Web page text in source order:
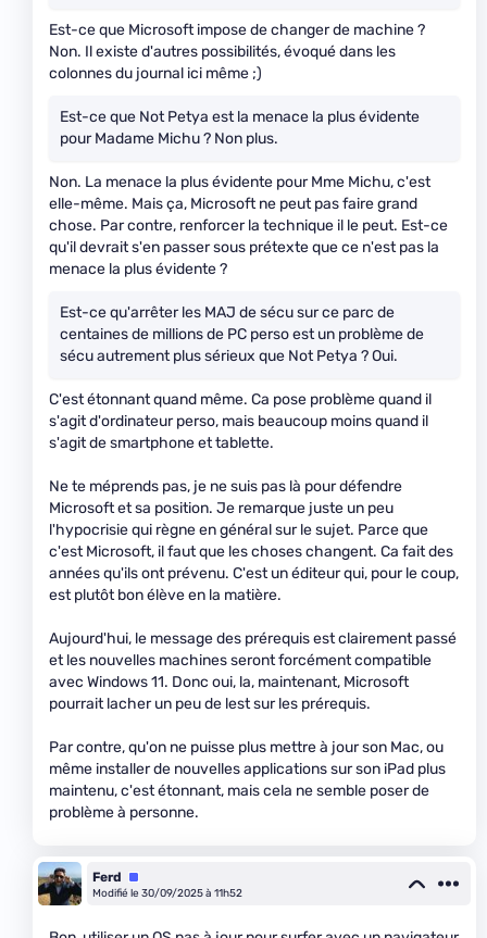
Est-ce que Microsoft impose de changer de machine ?
Non. Il existe d'autres possibilités, évoqué dans les
colonnes du journal ici même ;)
Est-ce que Not Petya est la menace la plus évidente
pour Madame Michu ? Non plus.
Non. La menace la plus évidente pour Mme Michu, c'est
elle-même. Mais ça, Microsoft ne peut pas faire grand
chose. Par contre, renforcer la technique il le peut. Est-ce
qu'il devrait s'en passer sous prétexte que ce n'est pas la
menace la plus évidente ?
Est-ce qu'arrêter les MAJ de sécu sur ce parc de
centaines de millions de PC perso est un problème de
sécu autrement plus sérieux que Not Petya ? Oui.
C'est étonnant quand même. Ca pose problème quand il
s'agit d'ordinateur perso, mais beaucoup moins quand il
s'agit de smartphone et tablette.
Ne te méprends pas, je ne suis pas là pour défendre
Microsoft et sa position. Je remarque juste un peu
l'hypocrisie qui règne en général sur le sujet. Parce que
c'est Microsoft, il faut que les choses changent. Ca fait des
années qu'ils ont prévenu. C'est un éditeur qui, pour le coup,
est plutôt bon élève en la matière.
Aujourd'hui, le message des prérequis est clairement passé
et les nouvelles machines seront forcément compatible
avec Windows 11. Donc oui, la, maintenant, Microsoft
pourrait lacher un peu de lest sur les prérequis.
Par contre, qu'on ne puisse plus mettre à jour son Mac, ou
même installer de nouvelles applications sur son iPad plus
maintenu, c'est étonnant, mais cela ne semble poser de
problème à personne.
Ferd
Équipe
Modifié le 30/09/2025 à 11h52